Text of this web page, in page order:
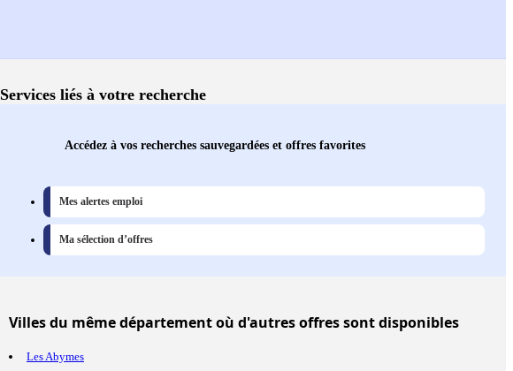
Services liés à votre recherche
Accédez à vos recherches sauvegardées et offres favorites
Mes alertes emploi
Ma sélection d’offres
Villesdu même département où d'autres offres sont disponibles
Les Abymes